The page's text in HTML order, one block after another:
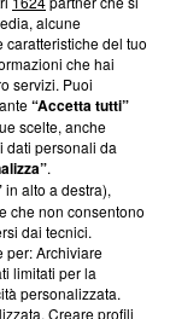
ci impegniamo a
aderenza a
non è
di farne
verifica di
alcune
caratteristiche del tuo
che hai
servizi. Puoi
“Accetta tutti”
scelte, anche
dati personali da
.
in alto a destra),
che non consentono
dai tecnici.
per: Archiviare
limitati per la
personalizzata.
Creare profili